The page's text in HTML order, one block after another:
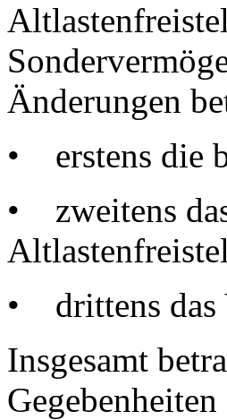
Änderungen
• erstens die
• zweitens
• drittens das
Insgesamt